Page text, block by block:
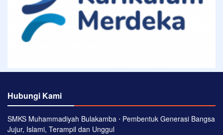
Hubungi Kami
SMKS Muhammadiyah Bulakamba ⋅ Pembentuk Generasi Bangsa
Jujur, Islami, Terampil dan Unggul